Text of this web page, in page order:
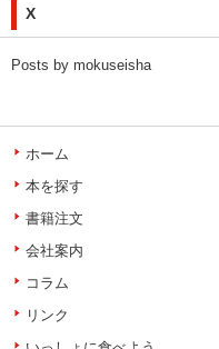
X
Posts by mokuseisha
ホーム
本を探す
書籍注文
会社案内
コラム
リンク